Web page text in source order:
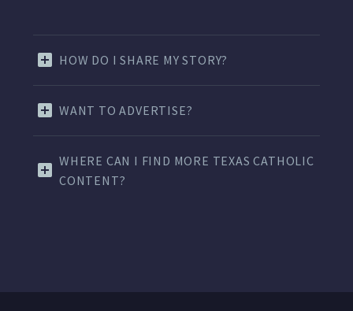
HOW DO I SHARE MY STORY?
WANT TO ADVERTISE?
WHERE CAN I FIND MORE TEXAS CATHOLIC
CONTENT?